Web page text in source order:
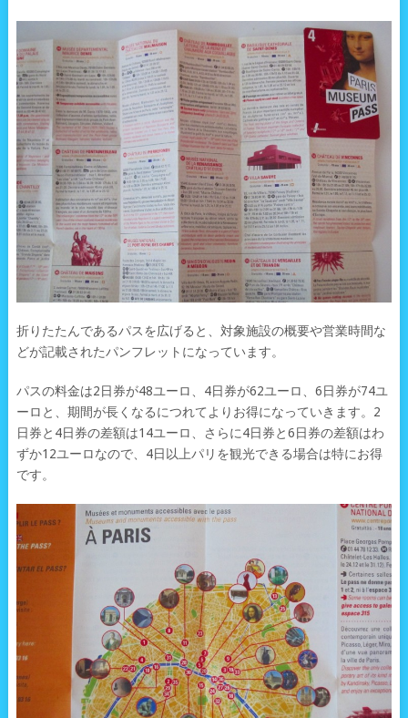
折りたたんであるパスを広げると、対象施設の概要や営業時間な
どが記載されたパンフレットになっています。
パスの料金は2日券が48ユーロ、4日券が62ユーロ、6日券が74ユ
ーロと、期間が長くなるにつれてよりお得になっていきます。2
日券と4日券の差額は14ユーロ、さらに4日券と6日券の差額はわ
ずか12ユーロなので、4日以上パリを観光できる場合は特にお得
です。